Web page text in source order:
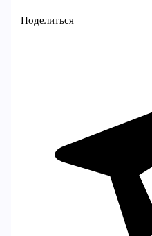
Поделиться